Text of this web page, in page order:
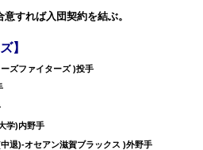
すれば入団契約を結ぶ。
】
ズファイターズ )投手
学)内野手
退)-オセアン滋賀ブラックス )外野手